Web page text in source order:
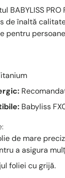
BABYLISS
de înaltă
pentru
Babyliss
de mare
a asigura
foliei cu grijă.